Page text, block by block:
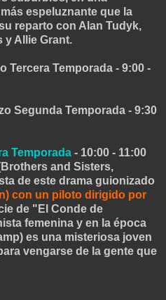
espeluznante que la
reparto con Alan Tudyk,
y Allie Grant.
Tercera Temporada - 9:00 -
Segunda Temporada - 9:30
Temporada - 10:00 - 11:00
and Sisters,
de este drama guionizado
con un piloto dirigido por
de "El Conde de
femenina y en la época
es una misteriosa joven
vengarse de la gente que